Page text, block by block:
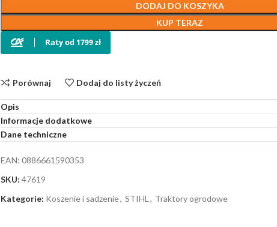
DODAJ DO KOSZYKA
KUP TERAZ
Porównaj Dodaj do listy życzeń
Opis
Informacje dodatkowe
Dane techniczne
EAN: 0886661590353
SKU: 47619
Kategorie: Koszenie i sadzenie, STIHL , Traktory ogrodowe